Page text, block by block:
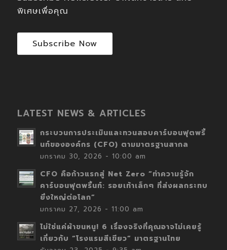
พิเศษเพื่อคุณ
Subscribe Now
LATEST NEWS & ARTICLES
กระบวนการประเมินและทวนสอบคาร์บอนฟุตพริ้
นท์ขององค์กร (CFO) ตามมาตรฐานสากล
มกราคม 30, 2026 - 10:00 am
CFO คือก้าวแรกสู่ Net Zero “ทำความรู้จัก
คาร์บอนฟุตพริ้นท์: รอยเท้าเล็กๆ ที่ส่งผลกระทบ
ยิ่งใหญ่ต่อโลก”
มกราคม 27, 2026 - 11:00 am
ไม่ใช่แค่ผ้าขนหนู! 6 เรื่องจริงที่คุณอาจไม่เคยรู้
เกี่ยวกับ “โรงแรมสีเขียว” มาตรฐานไทย